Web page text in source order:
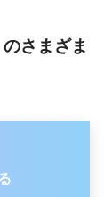
さまざま